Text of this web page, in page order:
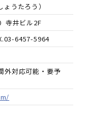
ょうたろう ）
寺井ビル2F
03-6457-5964
外対応可能・要予